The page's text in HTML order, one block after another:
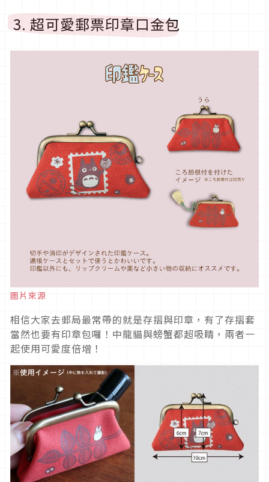
3. 超可愛郵票印章口金包
圖片來源
相信大家去郵局最常帶的就是存摺與印章，有了存摺套
當然也要有印章包囉！中龍貓與螃蟹都超吸睛，兩者一
起使用可愛度倍增！